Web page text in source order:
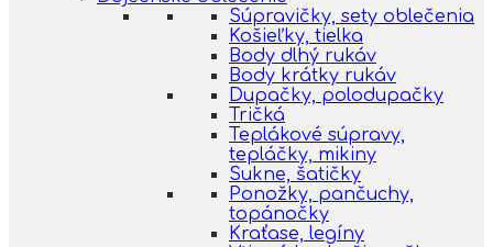
Súpravičky, sety oblečenia
Košieľky, tielka
Body dlhý rukáv
Body krátky rukáv
Dupačky, polodupačky
Tričká
Teplákové súpravy,
tepláčky, mikiny
Sukne, šatičky
Ponožky, pančuchy,
topánočky
Kraťase, legíny